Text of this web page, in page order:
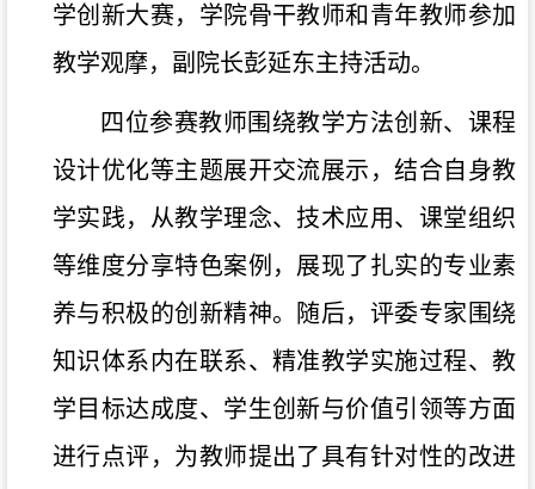
学创新大赛， 学院骨干教师和青年教师参加
教学观摩，副院长彭延东主持活动。
四位参赛教师围绕教学方法创新、课程
设计优化等主题展开交流展示，结合自身教
学实践，从教学理念、技术应用、课堂组织
等维度分享特色案例，展现了扎实的专业素
养与积极的创新精神。随后，评委专家 围绕
知识体系内在联系、精准教学实施过程、 教
学目标达成度、学生创新与价值引领等方面
进行点评，为教师提出了具有针对性的改进